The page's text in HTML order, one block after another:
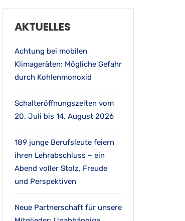
AKTUELLES
Achtung bei mobilen
Klimageräten: Mögliche Gefahr
durch Kohlenmonoxid
Schalteröffnungszeiten vom
20. Juli bis 14. August 2026
189 junge Berufsleute feiern
ihren Lehrabschluss – ein
Abend voller Stolz, Freude
und Perspektiven
Neue Partnerschaft für unsere